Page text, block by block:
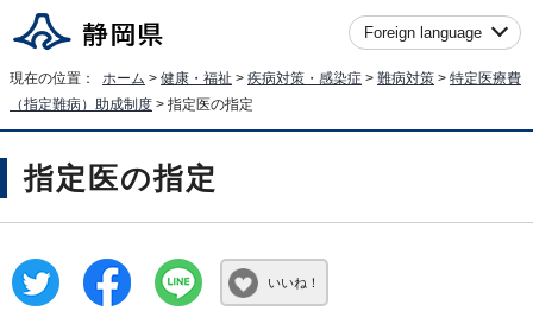
Foreign language
現在の位置： ホーム > 健康・福祉 > 疾病対策・感染症 > 難病対策 > 特定医療費
（指定難病）助成制度 > 指定医の指定
指定医の指定
いいね！